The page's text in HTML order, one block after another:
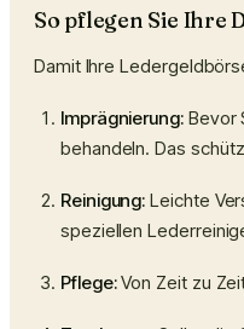
So pflegen Sie Ihre
Damit Ihre
Imprägnierung:Bevor
behandeln.Das
Reinigung: Leichte
speziellen
Pflege:Von Zeit zu